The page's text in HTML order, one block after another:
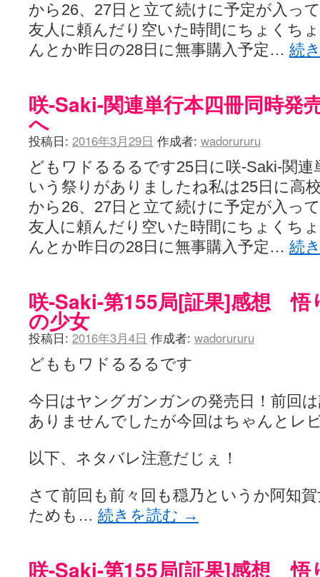
から26、27日と立て続けに予定が入っ
友人に頼んだり空いた時間にちょくち
んとか昨日の28日に無事購入予定… 続
咲-Saki-関連単行本四冊同時
へ
投稿日: 2016年3月29日 作成者: wadorururu
どもワドるるるです25日に咲-Saki-関連
いう祭りがありましたね私は25日に高
から26、27日と立て続けに予定が入っ
友人に頼んだり空いた時間にちょくち
んとか昨日の28日に無事購入予定… 続
咲-Saki-第155局[証果]感想 悟
の少女
投稿日: 2016年3月4日 作成者: wadorururu
どももワドるるるです
今日はヤングガンガンの発売日！前回
ありませんでしたが今回はちゃんとレ
以下、ネタバレ注意だじぇ！
さて前回も前々回も穏乃というか阿知
ためも… 続きを読む →
咲-Saki-第155局[証果]感想 悟